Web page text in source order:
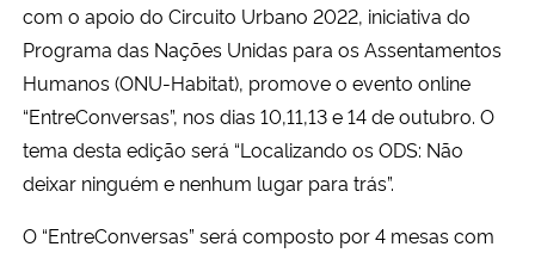
Controladoria-Geral da União
Ministério da Mulher, da Família e dos Direitos Humanos
Secretaria-Geral
Secretaria de Governo
com o apoio do Circuito Urbano 2022, iniciativa do
Programa das Nações Unidas para os Assentamentos
Humanos (ONU-Habitat), promove o evento online
“EntreConversas”, nos dias 10,11,13 e 14 de outubro. O
tema desta edição será “Localizando os ODS: Não
deixar ninguém e nenhum lugar para trás”.
O “EntreConversas” será composto por 4 mesas com